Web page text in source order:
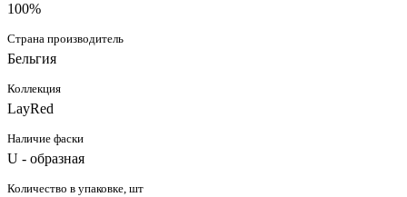
100%
Страна производитель
Бельгия
Коллекция
LayRed
Наличие фаски
U - образная
Количество в упаковке, шт